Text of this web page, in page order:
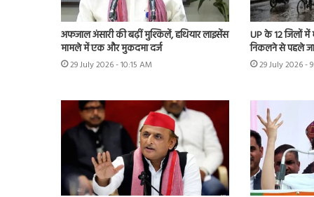
अफजाल अंसारी की बढ़ीं मुश्किलें, हथियार लाइसेंस
मामले में एक और मुकदमा दर्ज
29 July 2026 - 10:15 AM
UP के 12 जिलों में
निकलने से पहले
29 July 2026 -